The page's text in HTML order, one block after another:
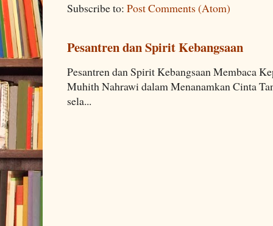
Subscribe to: Post Comments (Atom)
Pesantren dan Spirit Kebangsaan
Pesantren dan Spirit Kebangsaan Membaca
Muhith Nahrawi dalam Menanamkan Cinta
sela...